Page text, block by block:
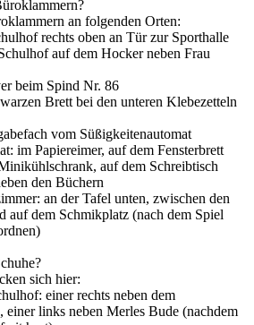
an folgenden Orten:
rechts oben an Tür zur Sporthalle
auf dem Hocker neben Frau
beim Spind Nr. 86
Brett bei den unteren Klebezetteln
vom Süßigkeitenautomat
im Papiereimer, auf dem Fensterbrett
auf dem Schreibtisch
den Büchern
an der Tafel unten, zwischen den
auf dem Schmikplatz (nach dem Spiel
sich hier:
einer rechts neben dem
einer links neben Merles Bude (nachdem